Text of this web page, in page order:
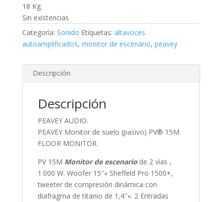
18 Kg.
Sin existencias
Categoría: Sonido Etiquetas: altavoces
autoamplificados, monitor de escenario, peavey
Descripción
Descripción
PEAVEY AUDIO.
PEAVEY Monitor de suelo (pasivo) PV® 15M
FLOOR MONITOR.
PV 15M Monitor de escenariode 2 vías ,
1.000 W. Woofer 15″» Sheffeld Pro 1500+,
tweeter de compresión dinámica con
diafragma de titanio de 1,4″». 2 Entradas